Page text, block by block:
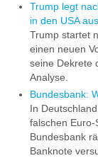
Trump legt
in den USA
Trump startet
einen neuen
seine Dekrete
Analyse.
Bundesbank:
In
falschen
Bundesbank
Banknote